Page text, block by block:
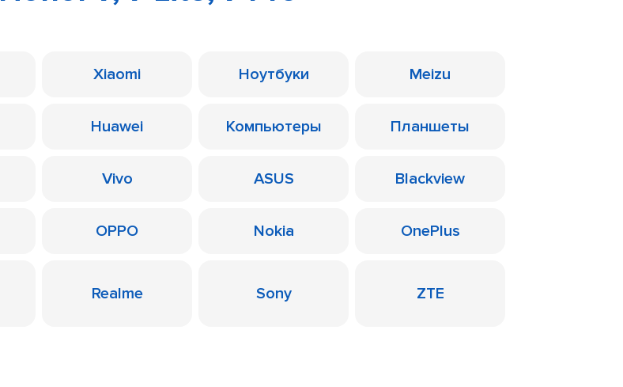
Xiaomi Ноутбуки Meizu
Huawei Компьютеры Планшеты
Vivo ASUS Blackview
OPPO Nokia OnePlus
Realme Sony ZTE